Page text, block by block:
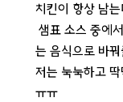
치킨이 항상 남
샘표 소스 중에
는 음식으로 바
저는 눅눅하고
ㅠㅠ